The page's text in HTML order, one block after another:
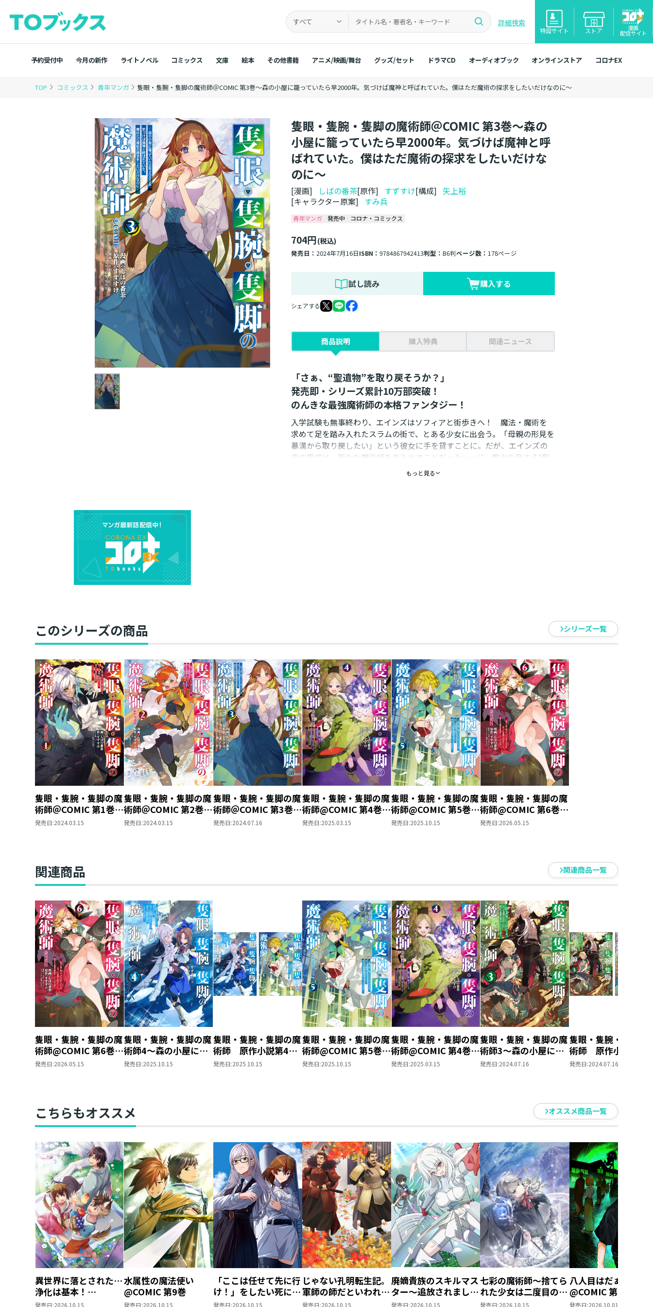
すべて 詳細検索
特設サイト ストア 漫画
配信サイト
予約受付中 今月の新作 ライトノベル コミックス 文庫 絵本 その他書籍 アニメ/映画/舞台 グッズ/セット ドラマCD オーディオブック オンラインストア コロナEX
TOP コミックス 青年マンガ 隻眼・隻腕・隻脚の魔術師＠COMIC 第3巻～森の小屋に籠っていたら早2000年。気づけば魔神と呼ばれていた。僕はただ魔術の探求をしたいだけなのに～
隻眼・隻腕・隻脚の魔術師＠COMIC 第3巻～森の
小屋に籠っていたら早2000年。気づけば魔神と呼
ばれていた。僕はただ魔術の探求をしたいだけな
のに～
[漫画] しばの番茶[原作] すずすけ[構成]矢上裕
[キャラクター原案] すみ兵
青年マンガ 発売中 コロナ・コミックス
704円(税込)
発売日：2024年7月16日ISBN：9784867942413判型：B6判ページ数：178ページ
試し読み 購入する
シェアする
商品説明 購入特典 関連ニュース
「さぁ、“聖遺物”を取り戻そうか？」
発売即・シリーズ累計10万部突破！
のんきな最強魔術師の本格ファンタジー！
入学試験も無事終わり、エインズはソフィアと街歩きへ！ 魔法・魔術を
求めて足を踏み入れたスラムの街で、とある少女に出会う。「母親の形見を
暴漢から取り戻したい」という彼女に手を貸すことに。だが、エインズの
真の思惑は、新たな魔術師を生み出すことだった──!? 魔力を発する“聖
遺物（せいいぶつ）”と化したペンダントを巡って、新たな事件が幕を開け
もっと見る
このシリーズの商品 シリーズ一覧
隻眼・隻腕・隻脚の魔
術師＠COMIC 第1巻～
森の小屋に籠っていた
求をしたいだけなのに
～
発売日:2024.03.15
隻眼・隻腕・隻脚の魔
術師＠COMIC 第2巻～
森の小屋に籠っていた
発売日:2024.03.15
隻眼・隻腕・隻脚の魔
術師＠COMIC 第3巻～
森の小屋に籠っていた
発売日:2024.07.16
隻眼・隻腕・隻脚の魔
術師@COMIC 第4巻～
森の小屋に籠っていた
発売日:2025.03.15
隻眼・隻腕・隻脚の魔
術師@COMIC 第5巻～
森の小屋に籠っていた
発売日:2025.10.15
隻眼・隻腕・隻脚の魔
術師@COMIC 第6巻～
森の小屋に籠っていた
求をしたいだけなのに
発売日:2026.05.15
関連商品 関連商品一覧
隻眼・隻腕・隻脚の魔
術師@COMIC 第6巻～
森の小屋に籠っていた
求をしたいだけなのに
～
発売日:2026.05.15
隻眼・隻腕・隻脚の魔
術師4～森の小屋に籠
っていたら早2000
けなのに～
発売日:2025.10.15
隻眼・隻腕・隻脚の魔
術師 原作小説第4巻
＋コミックス第5巻
発売日:2025.10.15
隻眼・隻腕・隻脚の魔
術師@COMIC 第5巻～
森の小屋に籠っていた
発売日:2025.10.15
隻眼・隻腕・隻脚の魔
術師@COMIC 第4巻～
森の小屋に籠っていた
発売日:2025.03.15
隻眼・隻腕・隻脚の魔
術師3～森の小屋に籠
っていたら早2000
発売日:2024.07.16
隻眼・隻腕・隻脚の
術師 原作小説第3巻
＋コミックス第3巻
発売日:2024.07.16
こちらもオススメ オススメ商品一覧
異世界に落とされた…
浄化は基本！
@COMIC 第7巻
発売日:2026.10.15
水属性の魔法使い
@COMIC 第9巻
発売日:2026.10.15
「ここは任せて先に行
け！」をしたい死にた
がりの望まぬ宇宙下剋
発売日:2026.10.15
じゃない孔明転生記。
軍師の師だといわれま
しても@COMIC 第3巻
発売日:2026.10.15
廃嫡貴族のスキルマス
ター～追放されました
が、『スキル創造』で
発売日:2026.10.15
七彩の魔術師～捨てら
れた少女は二度目の人
生を妖精と歩む～
発売日:2026.10.15
八人目はだぁれ？
@COMIC 第1巻
発売日:2026.10.01